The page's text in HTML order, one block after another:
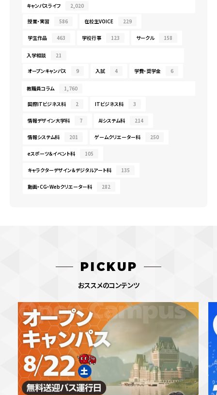
キャンパスライフ 2,020
授業・実習 586 在校生VOICE 229
学生作品 463 学校行事 123 サークル 158
入学相談 21
オープンキャンパス 9 入試 4 学費・奨学金 6
教職員コラム 1,760
国際ITビジネス科 2 ITビジネス科 3
情報デザイン大学科 7 AIシステム科 214
情報システム科 201 ゲームクリエーター科 250
eスポーツ＆イベント科 105
キャラクターデザイン＆デジタルアート科 135
動画・CG・Webクリエーター科 282
PICKUP
おススメのコンテンツ